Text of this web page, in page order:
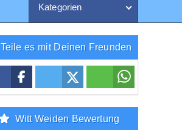
Kategorien
Teile es mit Deinen Freunden
Witt Weiden Bewertung